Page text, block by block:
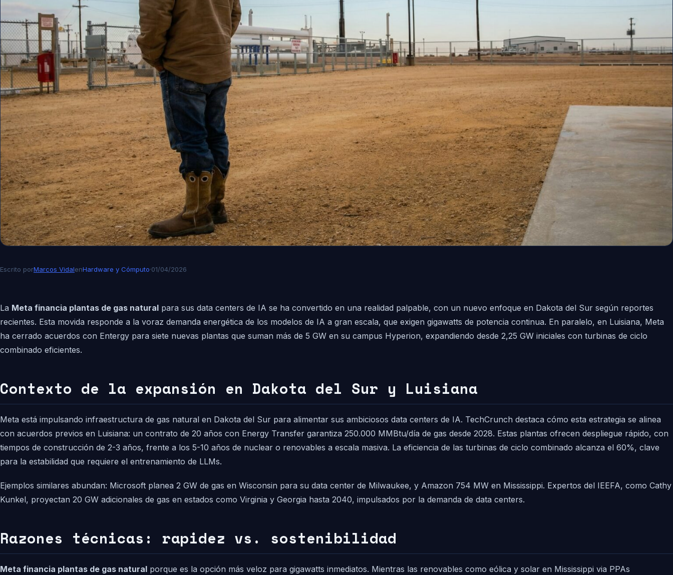
Escrito porMarcos VidalenHardware y Cómputo·01/04/2026
La Meta financia plantas de gas natural para sus data centers de IA se ha convertido en una realidad palpable, con un nuevo enfoque en Dakota del Sur según reportes
recientes. Esta movida responde a la voraz demanda energética de los modelos de IA a gran escala, que exigen gigawatts de potencia continua. En paralelo, en Luisiana, Meta
ha cerrado acuerdos con Entergy para siete nuevas plantas que suman más de 5 GW en su campus Hyperion, expandiendo desde 2,25 GW iniciales con turbinas de ciclo
combinado eficientes.
Contexto de la expansión en Dakota del Sur y Luisiana
Meta está impulsando infraestructura de gas natural en Dakota del Sur para alimentar sus ambiciosos data centers de IA. TechCrunch destaca cómo esta estrategia se alinea
con acuerdos previos en Luisiana: un contrato de 20 años con Energy Transfer garantiza 250.000 MMBtu/día de gas desde 2028. Estas plantas ofrecen despliegue rápido, con
tiempos de construcción de 2-3 años, frente a los 5-10 años de nuclear o renovables a escala masiva. La eficiencia de las turbinas de ciclo combinado alcanza el 60%, clave
para la estabilidad que requiere el entrenamiento de LLMs.
Ejemplos similares abundan: Microsoft planea 2 GW de gas en Wisconsin para su data center de Milwaukee, y Amazon 754 MW en Mississippi. Expertos del IEEFA, como Cathy
Kunkel, proyectan 20 GW adicionales de gas en estados como Virginia y Georgia hasta 2040, impulsados por la demanda de data centers.
Razones técnicas: rapidez vs. sostenibilidad
Meta financia plantas de gas natural porque es la opción más veloz para gigawatts inmediatos. Mientras las renovables como eólica y solar en Mississippi via PPAs